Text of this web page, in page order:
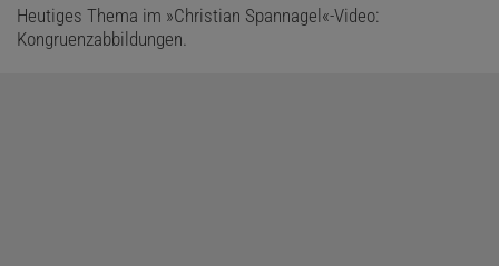
Heutiges Thema im »Christian Spannagel«-Video:
Kongruenzabbildungen.